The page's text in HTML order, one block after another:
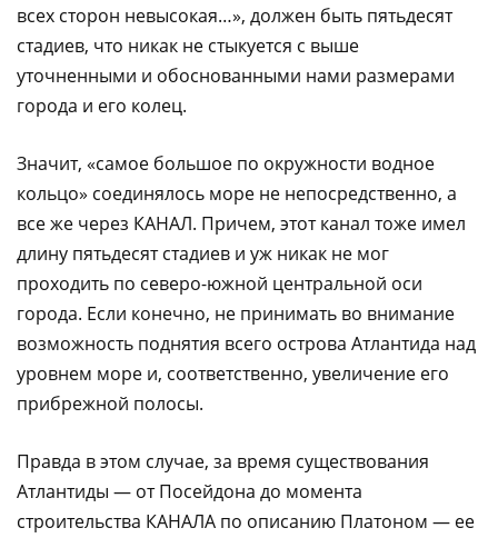
всех сторон невысокая…», должен быть пятьдесят
стадиев, что никак не стыкуется с выше
уточненными и обоснованными нами размерами
города и его колец.
Значит, «самое большое по окружности водное
кольцо» соединялось море не непосредственно, а
все же через КАНАЛ. Причем, этот канал тоже имел
длину пятьдесят стадиев и уж никак не мог
проходить по северо-южной центральной оси
города. Если конечно, не принимать во внимание
возможность поднятия всего острова Атлантида над
уровнем море и, соответственно, увеличение его
прибрежной полосы.
Правда в этом случае, за время существования
Атлантиды — от Посейдона до момента
строительства КАНАЛА по описанию Платоном — ее